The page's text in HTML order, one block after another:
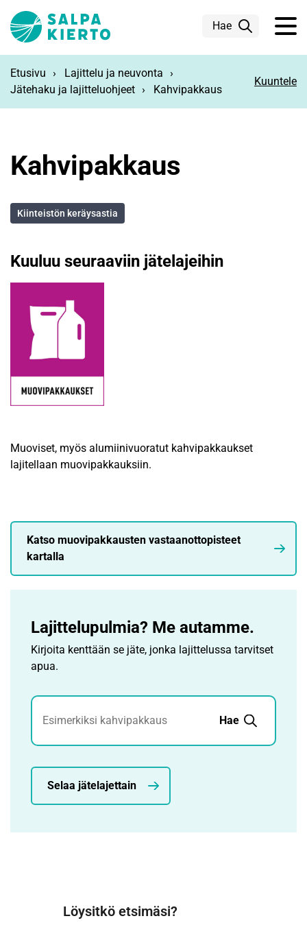
Hae
Etusivu
Lajittelu ja neuvonta
Jätehaku ja lajitteluohjeet
Kahvipakkaus
Kuuntele
Kahvipakkaus
Kiinteistön keräysastia
Kuuluu seuraaviin jätelajeihin
Muoviset, myös alumiinivuoratut kahvipakkaukset
lajitellaan muovipakkauksiin.
Katso muovipakkausten vastaanottopisteet
kartalla
Lajittelupulmia? Me autamme.
Kirjoita kenttään se jäte, jonka lajittelussa tarvitset
apua.
Jätehaku
Hae
Selaa jätelajettain
Löysitkö etsimäsi?